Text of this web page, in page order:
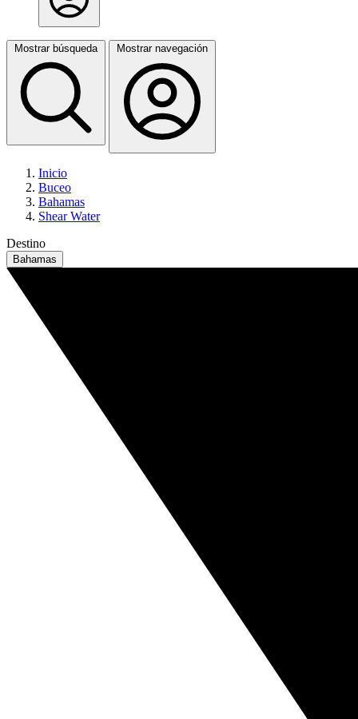
Mostrar búsqueda Mostrar navegación
Inicio
Buceo
Bahamas
Shear Water
Destino
Bahamas